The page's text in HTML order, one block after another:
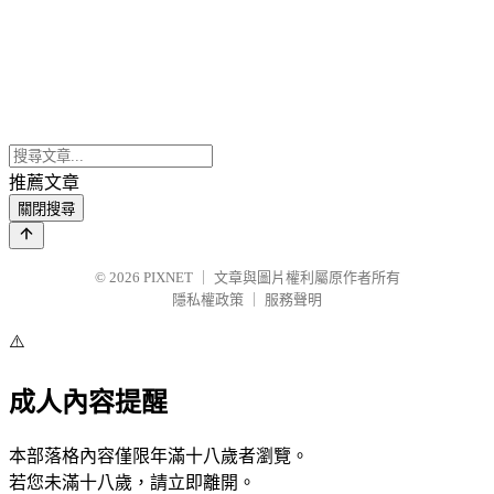
推薦文章
關閉搜尋
© 2026 PIXNET
文章與圖片權利屬原作者所有
隱私權政策
服務聲明
⚠️
成人內容提醒
本部落格內容僅限年滿十八歲者瀏覽。
若您未滿十八歲，請立即離開。